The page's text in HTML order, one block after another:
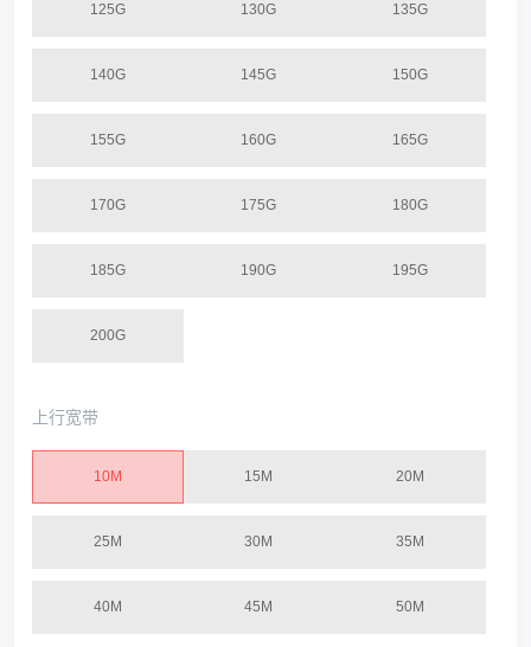
125G 130G 135G
140G 145G 150G
155G 160G 165G
170G 175G 180G
185G 190G 195G
200G
上行宽带
10M 15M 20M
25M 30M 35M
40M 45M 50M